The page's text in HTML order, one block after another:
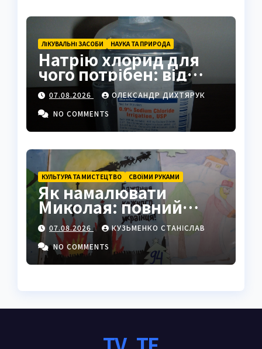
ЛІКУВАЛЬНІ ЗАСОБИ НАУКА ТА ПРИРОДА
Натрію хлорид для
чого потрібен: від
фізрозчину до
промисловості
07.08.2026
ОЛЕКСАНДР ДИХТЯРУК
NO COMMENTS
КУЛЬТУРА ТА МИСТЕЦТВО СВОЇМИ РУКАМИ
Як намалювати
Миколая: повний
покроковий гайд з
секретами майстрів
07.08.2026
КУЗЬМЕНКО СТАНІСЛАВ
NO COMMENTS